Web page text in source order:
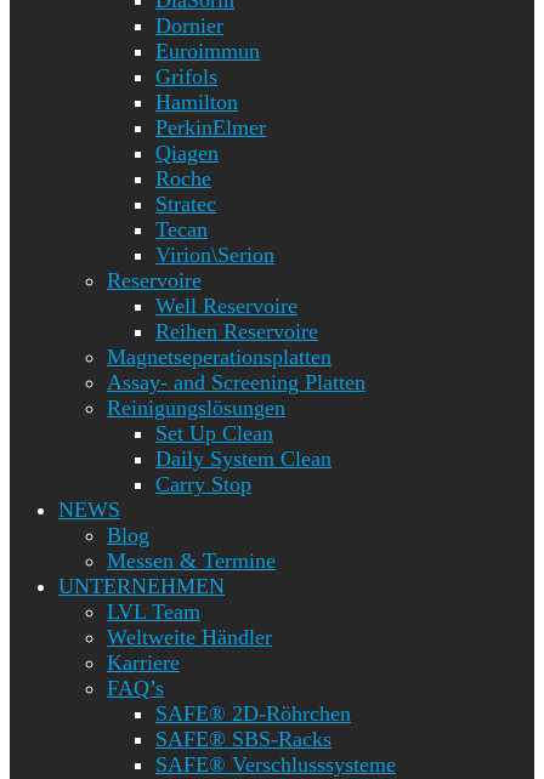
Dornier
Euroimmun
Grifols
Hamilton
PerkinElmer
Qiagen
Roche
Stratec
Tecan
Virion\Serion
Reservoire
Well Reservoire
Reihen Reservoire
Magnetseperationsplatten
Assay- and Screening Platten
Reinigungslösungen
Set Up Clean
Daily System Clean
Carry Stop
NEWS
Blog
Messen & Termine
UNTERNEHMEN
LVL Team
Weltweite Händler
Karriere
FAQ’s
SAFE® 2D-Röhrchen
SAFE® SBS-Racks
SAFE® Verschlusssysteme